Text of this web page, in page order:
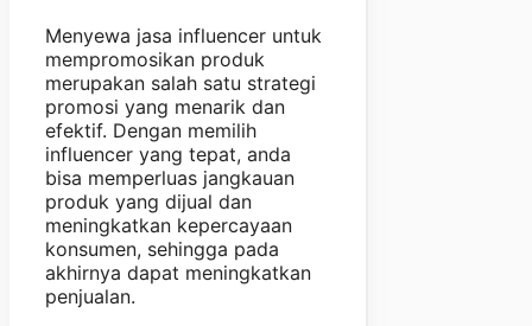
Menyewa jasa influencer untuk
mempromosikan produk
merupakan salah satu strategi
promosi yang menarik dan
efektif. Dengan memilih
influencer yang tepat, anda
bisa memperluas jangkauan
produk yang dijual dan
meningkatkan kepercayaan
konsumen, sehingga pada
akhirnya dapat meningkatkan
penjualan.